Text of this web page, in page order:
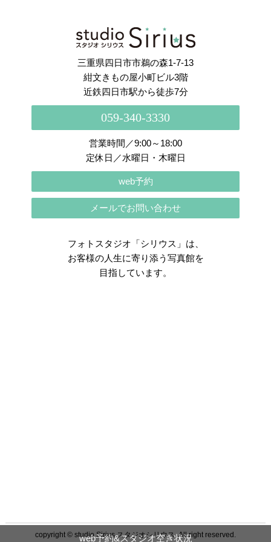
web予約&スタジオ空き状況
Instagram でフォロー
三重県四日市市鵜の森1-7-13
紺文きもの屋小町ビル3階
近鉄四日市駅から徒歩7分
059-340-3330
営業時間／9:00～18:00
定休日／水曜日・木曜日
web予約
メールでお問い合わせ
フォトスタジオ「シリウス」は、
お客様の人生に寄り添う写真館を
目指しています。
copyright © studio Sirius スタジオシリウス. All right reserved.